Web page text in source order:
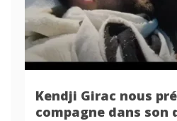
Kendji Girac nous
compagne dans son